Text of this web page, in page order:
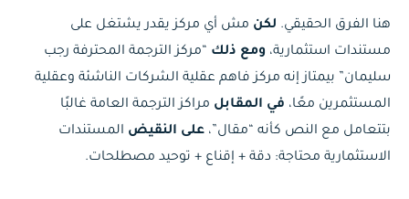
هنا الفرق الحقيقي. لكن مش أي مركز يقدر يشتغل على
مستندات استثمارية، ومع ذلك “مركز الترجمة المحترفة رجب
سليمان” بيمتاز إنه مركز فاهم عقلية الشركات الناشئة وعقلية
المستثمرين معًا، في المقابل مراكز الترجمة العامة غالبًا
بتتعامل مع النص كأنه “مقال”، على النقيض المستندات
الاستثمارية محتاجة: دقة + إقناع + توحيد مصطلحات.